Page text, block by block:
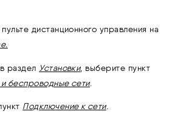
дистанционного управления на
раздел Установки, выберите пункт
беспроводные сети.
Подключение к сети.